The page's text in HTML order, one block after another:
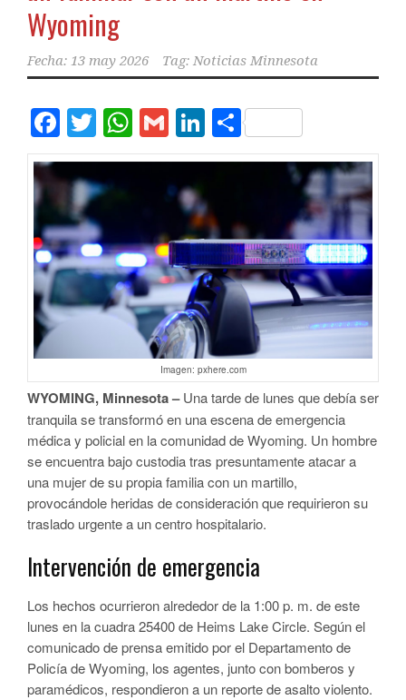
Wyoming
Fecha: 13 may 2026 Tag: Noticias Minnesota
Facebook
Twitter
WhatsApp
GmailLinkedIn
Compartir
Imagen: pxhere.com
WYOMING, Minnesota –Una tarde de lunes que debía ser
tranquila se transformó en una escena de emergencia
médica y policial en la comunidad de Wyoming. Un hombre
se encuentra bajo custodia tras presuntamente atacar a
una mujer de su propia familia con un martillo,
provocándole heridas de consideración que requirieron su
traslado urgente a un centro hospitalario.
Intervención de emergencia
Los hechos ocurrieron alrededor de la 1:00 p. m. de este
lunes en la cuadra 25400 de Heims Lake Circle. Según el
comunicado de prensa emitido por el Departamento de
Policía de Wyoming, los agentes, junto con bomberos y
paramédicos, respondieron a un reporte de asalto violento.